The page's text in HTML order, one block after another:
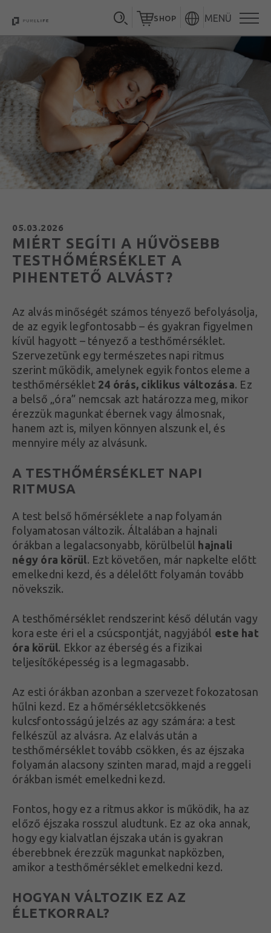
MENÜ
SHOP
05.03.2026
MIÉRT SEGÍTI A HŰVÖSEBB
TESTHŐMÉRSÉKLET A
PIHENTETŐ ALVÁST?
Az alvás minőségét számos tényező befolyásolja,
de az egyik legfontosabb – és gyakran figyelmen
kívül hagyott – tényező a testhőmérséklet.
Szervezetünk egy természetes napi ritmus
szerint működik, amelynek egyik fontos eleme a
testhőmérséklet 24 órás, ciklikus változása. Ez
a belső „óra” nemcsak azt határozza meg, mikor
érezzük magunkat ébernek vagy álmosnak,
hanem azt is, milyen könnyen alszunk el, és
mennyire mély az alvásunk.
A TESTHŐMÉRSÉKLET NAPI
RITMUSA
A test belső hőmérséklete a nap folyamán
folyamatosan változik. Általában a hajnali
órákban a legalacsonyabb, körülbelül hajnali
négy óra körül. Ezt követően, már napkelte előtt
emelkedni kezd, és a délelőtt folyamán tovább
növekszik.
A testhőmérséklet rendszerint késő délután vagy
kora este éri el a csúcspontját, nagyjából este hat
óra körül. Ekkor az éberség és a fizikai
teljesítőképesség is a legmagasabb.
Az esti órákban azonban a szervezet fokozatosan
hűlni kezd. Ez a hőmérsékletcsökkenés
kulcsfontosságú jelzés az agy számára: a test
felkészül az alvásra. Az elalvás után a
testhőmérséklet tovább csökken, és az éjszaka
folyamán alacsony szinten marad, majd a reggeli
órákban ismét emelkedni kezd.
Fontos, hogy ez a ritmus akkor is működik, ha az
előző éjszaka rosszul aludtunk. Ez az oka annak,
hogy egy kialvatlan éjszaka után is gyakran
éberebbnek érezzük magunkat napközben,
amikor a testhőmérséklet emelkedni kezd.
HOGYAN VÁLTOZIK EZ AZ
ÉLETKORRAL?